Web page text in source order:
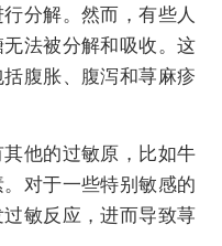
分解。然而，有些人
法被分解和吸收。这
腹胀、腹泻和荨麻疹
他的过敏原，比如牛
对于一些特别敏感的
敏反应，进而导致荨